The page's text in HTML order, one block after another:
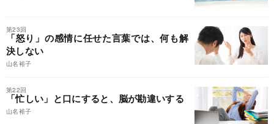
第23回
「怒り」の感情に任せた言葉では、何も解
決しない
山名裕子
第22回
「忙しい」と口にすると、脳が勘違いする
山名裕子